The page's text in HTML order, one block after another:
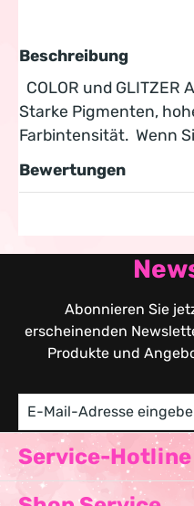
Beschreibung
COLOR und GLITZER
Starke Pigmenten,
Farbintensität. Wenn
Bewertungen
Abonnieren Sie
erscheinenden
Produkte und
Service-Hotline